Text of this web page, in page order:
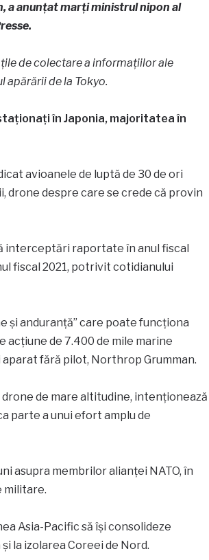
a anunțat marți ministrul nipon al
de colectare a informațiilor ale
apărării de la Tokyo.
în Japonia, majoritatea în
avioanele de luptă de 30 de ori
drone despre care se crede că provin
interceptări raportate în anul fiscal
fiscal 2021, potrivit cotidianului
și anduranță” care poate funcționa
acțiune de 7.400 de mile marine
fără pilot, Northrop Grumman.
drone de mare altitudine, intenționează
parte a unui efort amplu de
asupra membrilor alianței NATO, în
militare.
Asia-Pacific să își consolideze
la izolarea Coreei de Nord.